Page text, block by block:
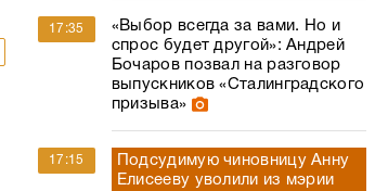
17:35
«Выбор всегда за вами. Но и
спрос будет другой»: Андрей
Бочаров позвал на разговор
выпускников «Сталинградского
призыва»
17:15
Подсудимую чиновницу Анну
Елисееву уволили из мэрии